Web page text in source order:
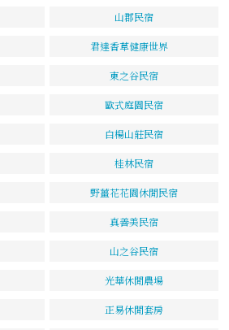
山郡民宿
君達香草健康世界
東之谷民宿
歐式庭園民宿
白楊山莊民宿
桂林民宿
野薑花花園休閒民宿
真善美民宿
山之谷民宿
光華休閒農場
正易休閒套房